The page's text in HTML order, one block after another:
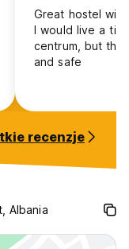
Great hostel
I would live a
centrum, but the
and safe
recenzje
Albania